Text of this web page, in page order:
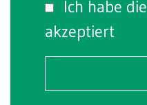
Ich habe die
akzeptiert